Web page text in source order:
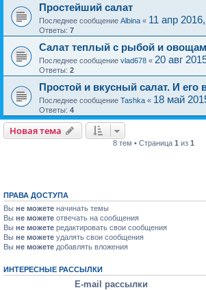
Простейший салат
Последнее сообщение Albina « 11 апр
Ответы: 7
Салат теплый с рыбой и
Последнее сообщение vlad678 « 20 авг
Ответы: 2
Простой и вкусный салат. И его
Последнее сообщение Tashka « 18 май
Ответы: 4
Новая тема
8 тем • Страница 1 из 1
ПРАВА ДОСТУПА
Вы не можете начинать темы
Вы не можете отвечать на сообщения
Вы не можете редактировать свои сообщения
Вы не можете удалять свои сообщения
Вы не можете добавлять вложения
ИНТЕРЕСНЫЕ РАССЫЛКИ
E-mail рассылки